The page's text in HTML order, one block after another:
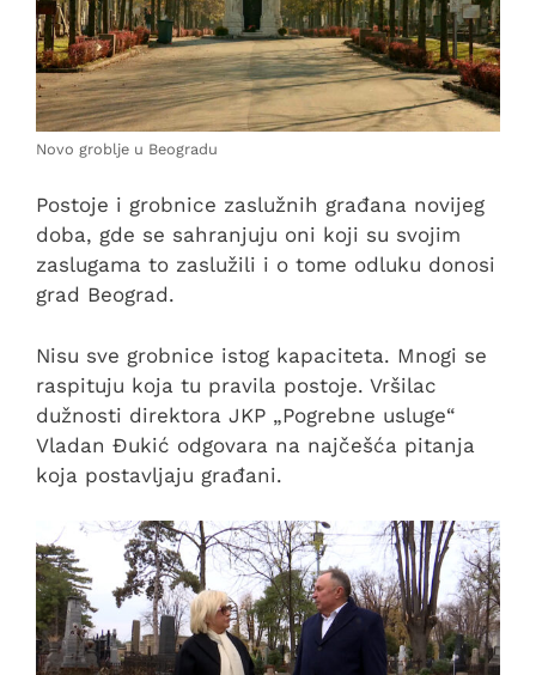
Novo groblje u Beogradu
Postoje i grobnice zaslužnih građana novijeg
doba, gde se sahranjuju oni koji su svojim
zaslugama to zaslužili i o tome odluku donosi
grad Beograd.
Nisu sve grobnice istog kapaciteta. Mnogi se
raspituju koja tu pravila postoje. Vršilac
dužnosti direktora JKP „Pogrebne usluge“
Vladan Đukić odgovara na najčešća pitanja
koja postavljaju građani.